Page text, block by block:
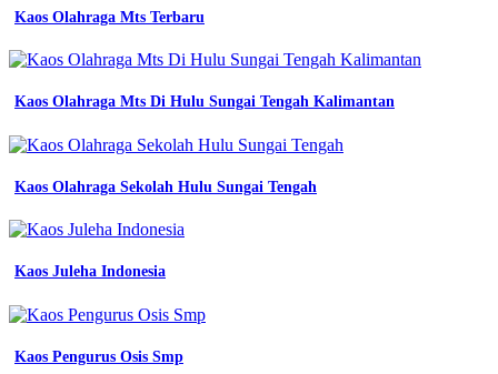
kaos
polos
terdekat
kaos
catering
model
jual
kaos
fobos
krah
model
baju
Kaos Olahraga Mts Terbaru
Kaos Olahraga Mts Di Hulu Sungai Tengah Kalimantan
Kaos Olahraga Sekolah Hulu Sungai Tengah
Kaos Juleha Indonesia
Kaos Pengurus Osis Smp